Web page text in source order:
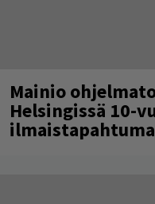
Mainio
Helsingissä 10-